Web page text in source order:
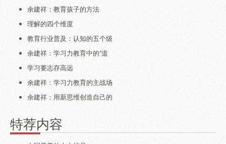
余建祥：教育孩子的方法
理解的四个维度
教育行业普及：认知的五个级
余建祥：学习力教育中的“道
学习要志存高远
余建祥：学习力教育的主战场
余建祥：用新思维创造自己的
特荐内容